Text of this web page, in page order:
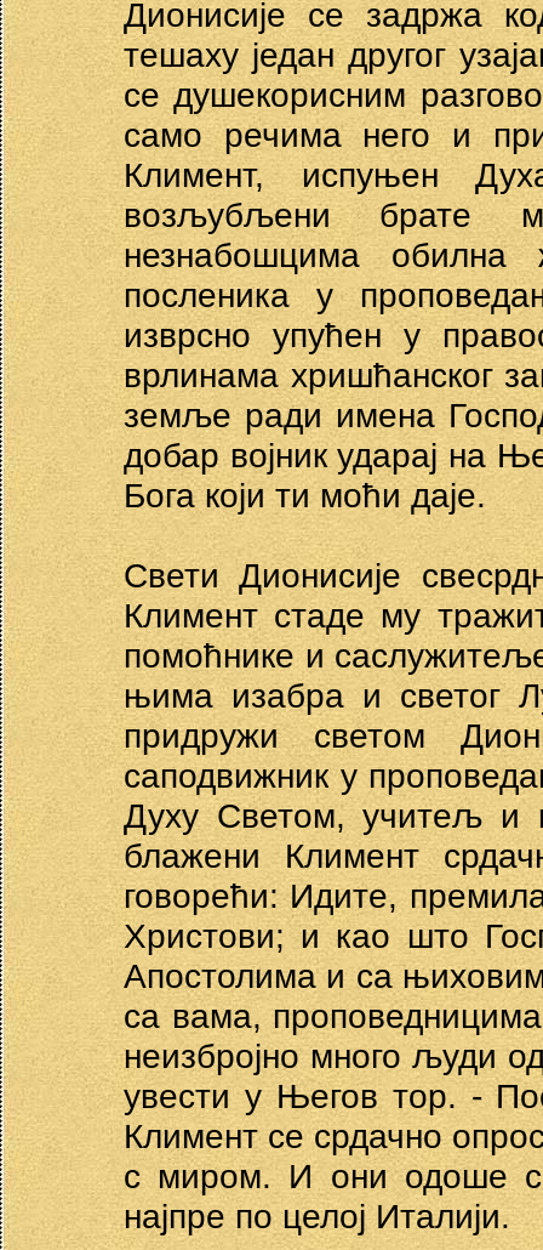
Дионисије се задржа
тешаху један другог
се душекорисним
само речима него и
Климент, испуњен
возљубљени брате
незнабошцима
посленика у
изврсно упућен у
врлинама хришћанског
земље ради имена
добар војник ударај на
Бога који ти моћи даје.
Свети Дионисије
Климент стаде му
помоћнике и
њима изабра и светог
придружи светом
саподвижник у
Духу Светом, учитељ и
блажени Климент
говорећи: Идите,
Христови; и као што
Апостолима и са
са вама,
неизбројно много људи
увести у Његов тор. -
Климент се срдачно
с миром. И они одоше
најпре по целој Италији.